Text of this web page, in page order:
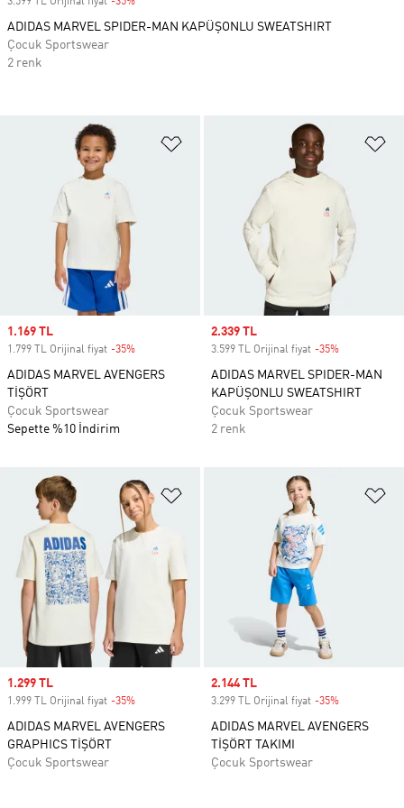
Favori Listesine Ekle
Sale price
1.169 TL
1.799 TL Orijinal fiyat -35%
ADIDAS MARVEL AVENGERS
TİŞÖRT
Çocuk Sportswear
Sepette %10 İndirim
Sale price
2.339 TL
3.599 TL Orijinal fiyat -35%
ADIDAS MARVEL SPIDER-MAN
KAPÜŞONLU SWEATSHIRT
Çocuk Sportswear
2 renk
Favori Listesine Ekle
Sale price
1.299 TL
1.999 TL Orijinal fiyat -35%
ADIDAS MARVEL AVENGERS
GRAPHICS TİŞÖRT
Çocuk Sportswear
Sale price
2.144 TL
3.299 TL Orijinal fiyat -35%
ADIDAS MARVEL AVENGERS
TİŞÖRT TAKIMI
Çocuk Sportswear
ADIDAS MARVEL SPIDER-MAN KAPÜŞONLU SWEATSHIRT
Çocuk Sportswear
2 renk